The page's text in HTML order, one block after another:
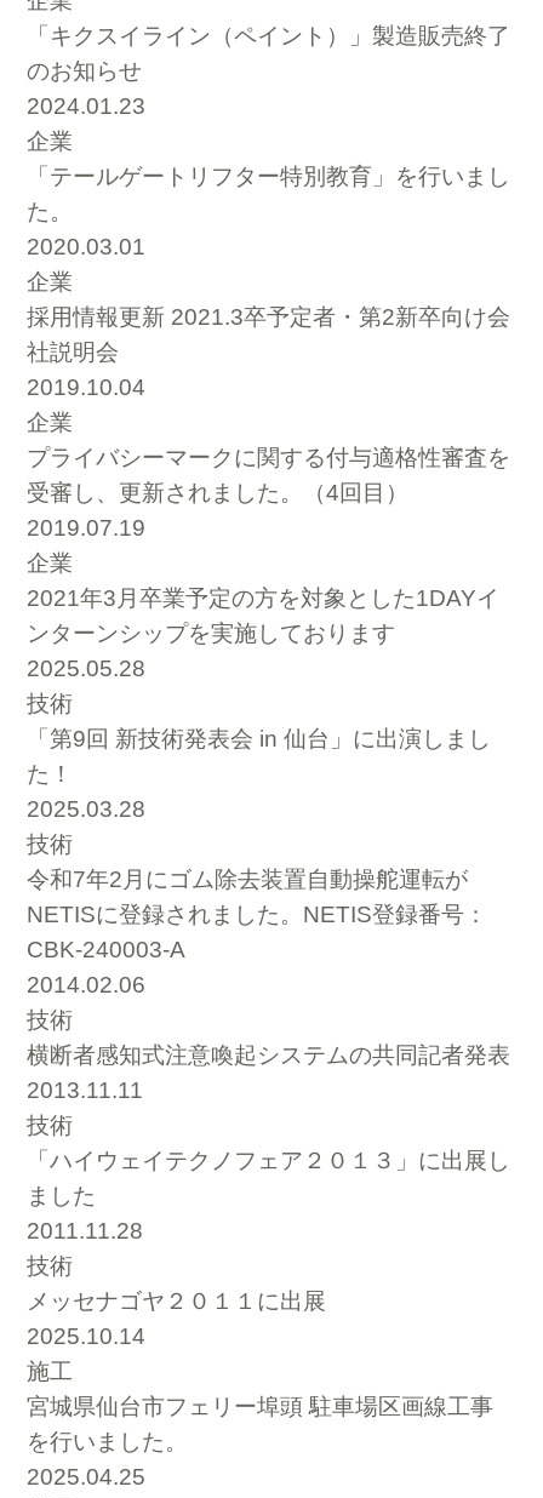
「キクスイライン（ペイント）」製造販売終了
のお知らせ
2024.01.23
企業
「テールゲートリフター特別教育」を行いまし
た。
2020.03.01
企業
採用情報更新 2021.3卒予定者・第2新卒向け会
社説明会
2019.10.04
企業
プライバシーマークに関する付与適格性審査を
受審し、更新されました。（4回目）
2019.07.19
企業
2021年3月卒業予定の方を対象とした1DAYイ
ンターンシップを実施しております
2025.05.28
技術
「第9回 新技術発表会 in 仙台」に出演しまし
た！
2025.03.28
技術
令和7年2月にゴム除去装置自動操舵運転が
NETISに登録されました。NETIS登録番号：
CBK-240003-A
2014.02.06
技術
横断者感知式注意喚起システムの共同記者発表
2013.11.11
技術
「ハイウェイテクノフェア２０１３」に出展し
ました
2011.11.28
技術
メッセナゴヤ２０１１に出展
2025.10.14
施工
宮城県仙台市フェリー埠頭 駐車場区画線工事
を行いました。
2025.04.25